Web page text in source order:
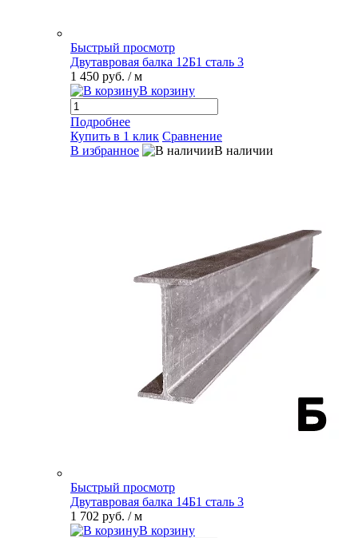
Быстрый просмотр
Двутавровая балка 12Б1 сталь 3
1 450 руб. / м
В корзину
Подробнее
Купить в 1 клик Сравнение
В избранное
В наличии
Быстрый просмотр
Двутавровая балка 14Б1 сталь 3
1 702 руб. / м
В корзину